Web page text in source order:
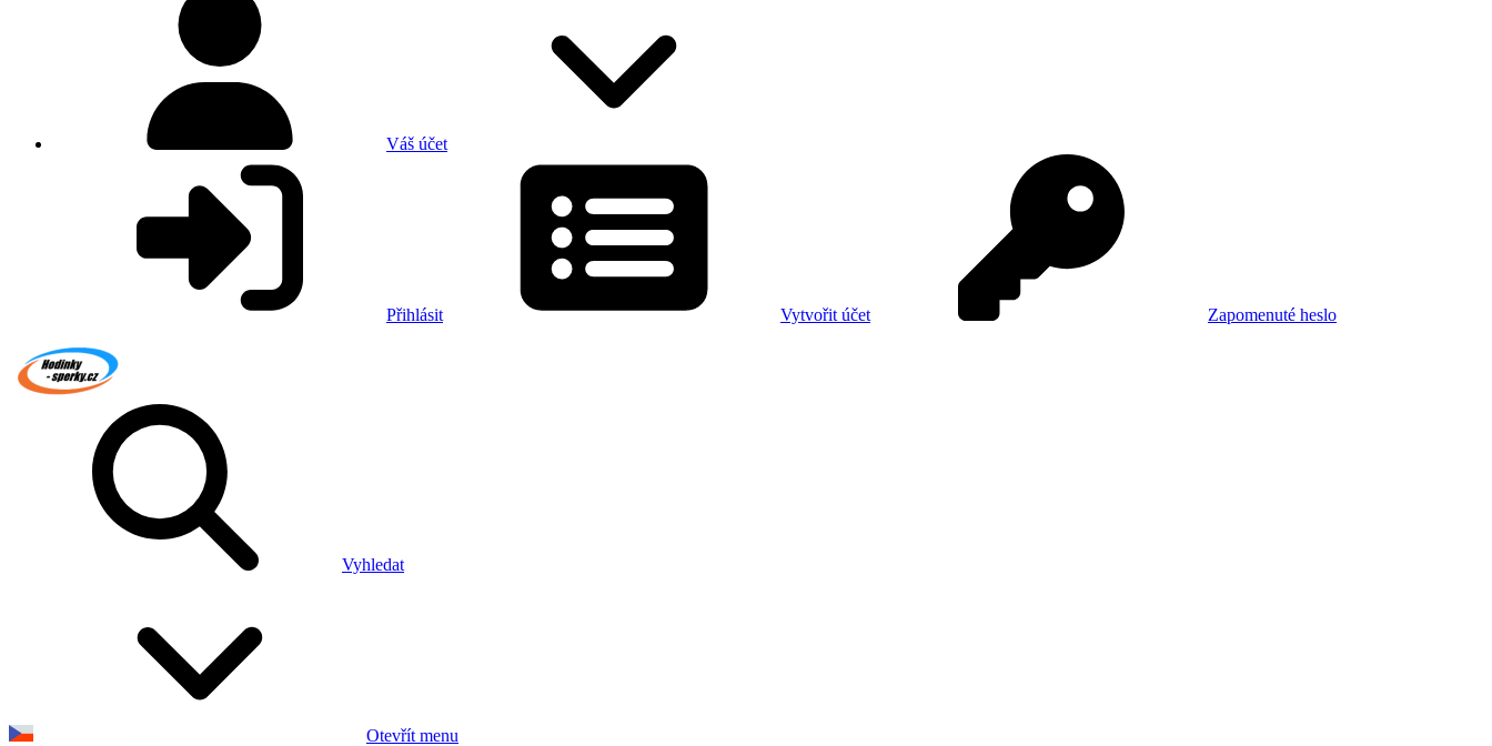
Váš účet
Přihlásit Vytvořit účet Zapomenuté heslo
Vyhledat
Otevřít menu